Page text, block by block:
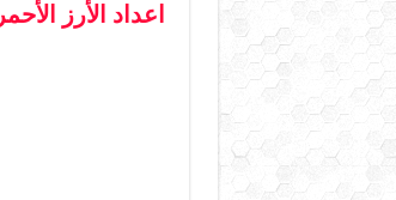
اعداد الأرز الأحمر